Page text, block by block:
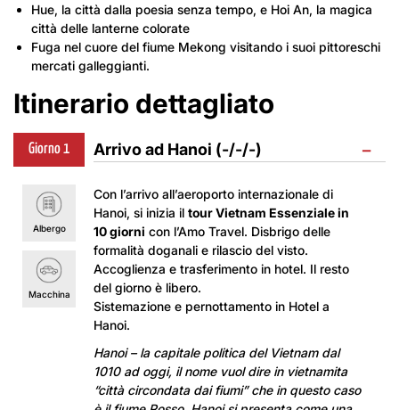
Hue, la città dalla poesia senza tempo, e Hoi An, la magica
città delle lanterne colorate
Fuga nel cuore del fiume Mekong visitando i suoi pittoreschi
mercati galleggianti.
Itinerario dettagliato
Giorno 1 Arrivo ad Hanoi (-/-/-) −
Albergo
Macchina
Con l’arrivo all’aeroporto internazionale di
Hanoi, si inizia il tour Vietnam Essenziale in
10 giorni con l’Amo Travel. Disbrigo delle
formalità doganali e rilascio del visto.
Accoglienza e trasferimento in hotel. Il resto
del giorno è libero.
Sistemazione e pernottamento in Hotel a
Hanoi.
Hanoi – la capitale politica del Vietnam dal
1010 ad oggi, il nome vuol dire in vietnamita
“città circondata dai fiumi” che in questo caso